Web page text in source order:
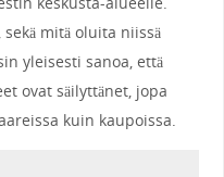
mitä oluita niissä
yleisesti sanoa, että
ovat säilyttänet, jopa
kuin kaupoissa.